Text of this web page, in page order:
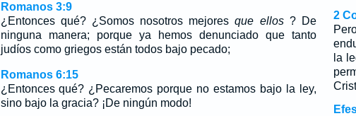
Romanos 3:9
¿Entonces qué? ¿Somos nosotros mejoresque ellos? De
ninguna manera; porque ya hemos denunciado que tanto
judíos como griegos están todos bajo pecado;
Romanos 6:15
¿Entonces qué? ¿Pecaremos porque no estamos bajo la ley,
sino bajo la gracia? ¡De ningún modo!
2
la